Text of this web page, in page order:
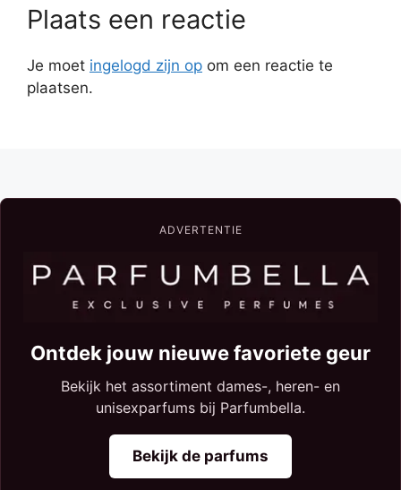
Plaats een reactie
Je moet ingelogd zijn op om een reactie te
plaatsen.
ADVERTENTIE
Ontdek jouw nieuwe favoriete geur
Bekijk het assortiment dames-, heren- en
unisexparfums bij Parfumbella.
Bekijk de parfums